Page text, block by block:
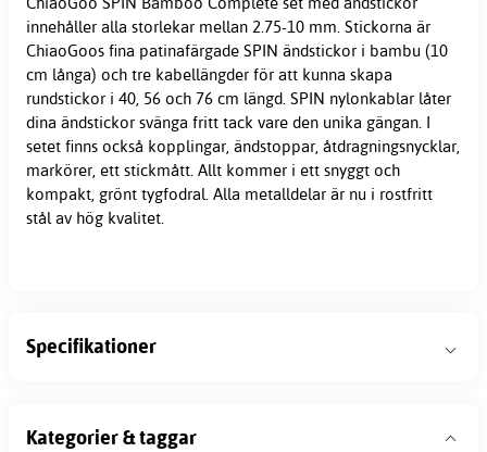
innehåller alla storlekar mellan 2.75-10 mm. Stickorna är
ChiaoGoos fina patinafärgade SPIN ändstickor i bambu (10
cm långa) och tre kabellängder för att kunna skapa
rundstickor i 40, 56 och 76 cm längd. SPIN nylonkablar låter
dina ändstickor svänga fritt tack vare den unika gängan. I
setet finns också kopplingar, ändstoppar, åtdragningsnycklar,
markörer, ett stickmått. Allt kommer i ett snyggt och
kompakt, grönt tygfodral. Alla metalldelar är nu i rostfritt
stål av hög kvalitet.
Specifikationer
Kategorier & taggar